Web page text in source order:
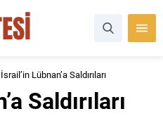
İsrail’in Lübnan’a Saldırıları
Saldırıları